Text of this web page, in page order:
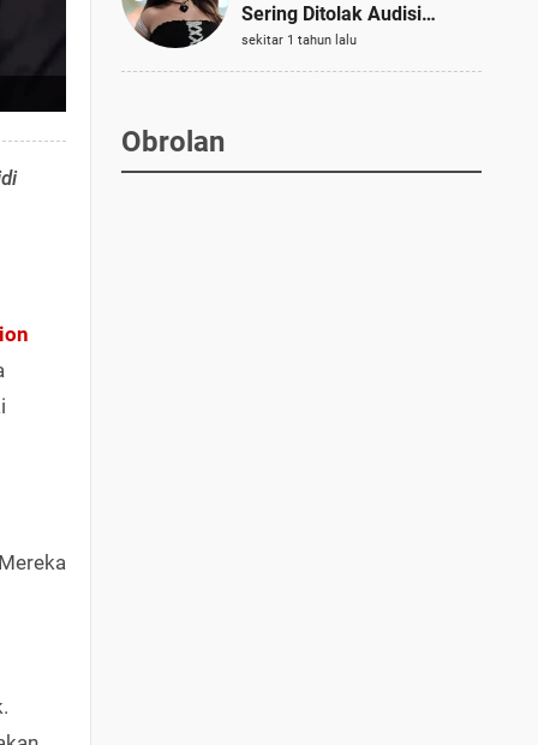
Sering Ditolak Audisi
hingga Menjadi Rapper Top
10 Thailand
sekitar 1 tahun lalu
Obrolan